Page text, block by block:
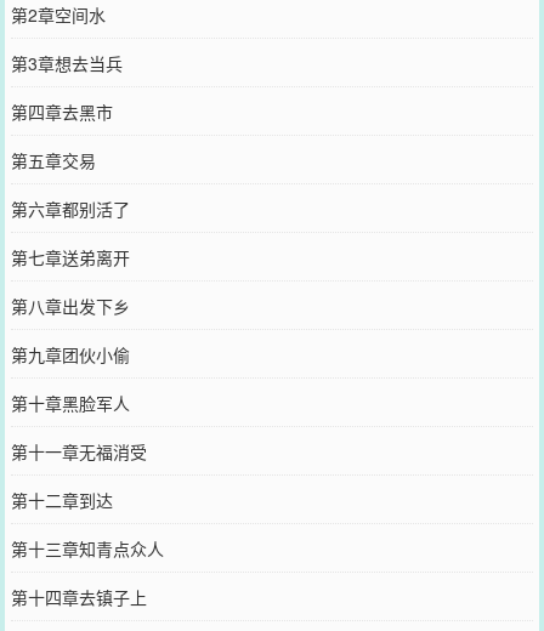
第2章空间水
第3章想去当兵
第四章去黑市
第五章交易
第六章都别活了
第七章送弟离开
第八章出发下乡
第九章团伙小偷
第十章黑脸军人
第十一章无福消受
第十二章到达
第十三章知青点众人
第十四章去镇子上